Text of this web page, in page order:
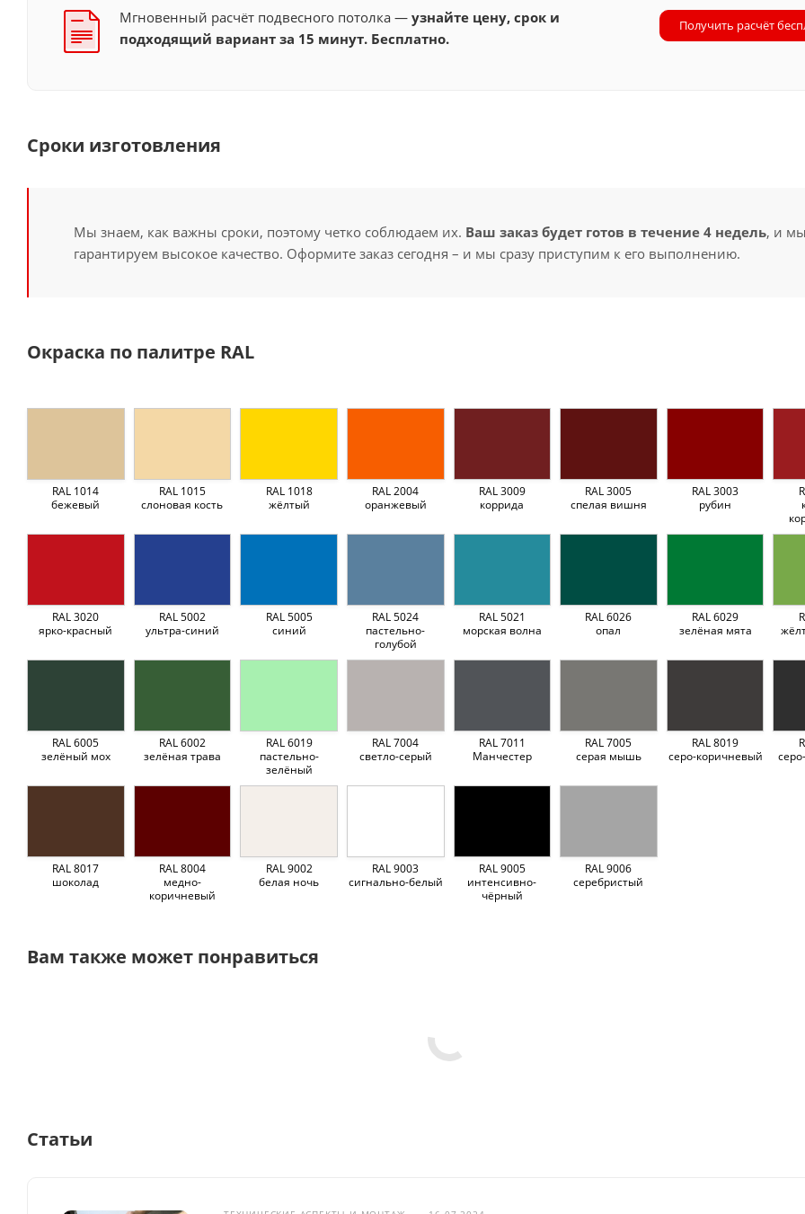
Мгновенный расчёт подвесного потолка —узнайте цену, срок и
подходящий вариант за 15 минут. Бесплатно.
Получить расчёт
Сроки изготовления
Мы знаем, как важны сроки, поэтому четко соблюдаем их. Ваш заказ будет готов в течение 4 недель, и мы
гарантируем высокое качество. Оформите заказ сегодня – и мы сразу приступим к его выполнению.
Окраска по палитре RAL
RAL 1014
бежевый
RAL 1015
слоновая кость
RAL 1018
жёлтый
RAL 2004
оранжевый
RAL 3009
коррида
RAL 3005
спелая вишня
RAL 3003
рубин
RAL 3020
ярко-красный
RAL 5002
ультра-синий
RAL 5005
синий
RAL 5024
пастельно-
голубой
RAL 5021
морская волна
RAL 6026
опал
RAL 6029
зелёная мята
RAL 6005
зелёный мох
RAL 6002
зелёная трава
RAL 6019
пастельно-
зелёный
RAL 7004
светло-серый
RAL 7011
Манчестер
RAL 7005
серая мышь
RAL 8019
серо-коричневый
RAL 8017
шоколад
RAL 8004
медно-
коричневый
RAL 9002
белая ночь
RAL 9003
сигнально-белый
RAL 9005
интенсивно-
чёрный
RAL 9006
серебристый
Вам также может понравиться
Статьи